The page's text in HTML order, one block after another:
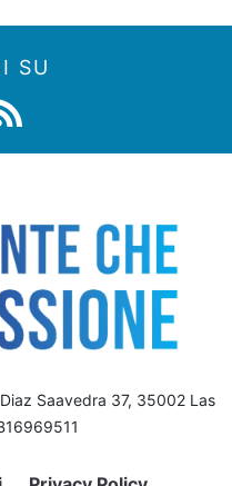
SU
Saavedra 37, 35002 Las